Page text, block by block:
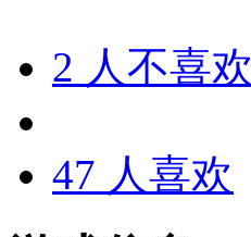
2 人不喜欢
47 人喜欢